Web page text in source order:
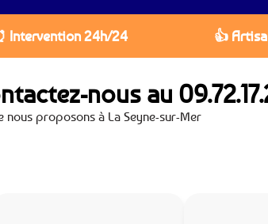
Intervention 24h/24 👍
nous au
proposons à La Seyne-sur-Mer